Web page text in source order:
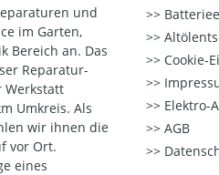
und
im Garten,
Bereich an. Das
Reparatur-
Werkstatt
Umkreis. Als
wir ihnen die
vor Ort.
eines
Cookie-
Elektro-
AGB